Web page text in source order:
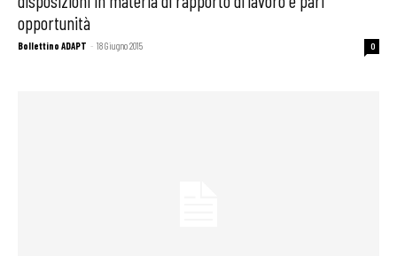
opportunità
Bollettino ADAPT - 18 Giugno 2015 0